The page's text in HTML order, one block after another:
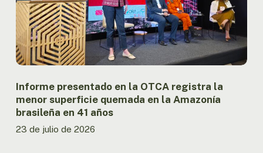
menor
superficie
quemada
en
la
brasileña
en
41
Informe presentado en la OTCA registra la
menor superficie quemada en la Amazonía
brasileña en 41 años
23 de julio de 2026